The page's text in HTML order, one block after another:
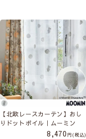
【北欧レースカーテン】おし
りドットボイル｜ムーミン
8,470
税込